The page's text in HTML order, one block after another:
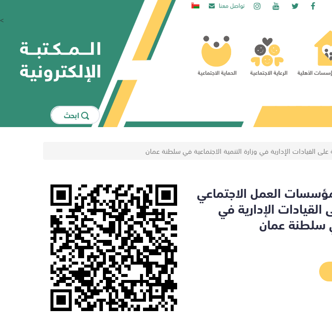
تواصل معنا
<
اﺑﺤﺚ
القيادات الإدارية في وزارة التنمية الاجتماعية في سلطنة عمان
مؤسسات العمل الاجتماعي
الإدارية في
سلطنة عمان